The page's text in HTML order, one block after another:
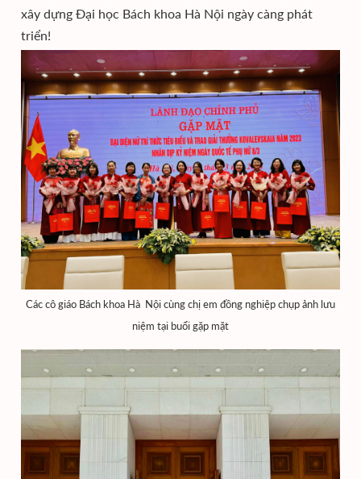
xây dựng Đại học Bách khoa Hà Nội ngày càng phát
triển!
Các cô giáo Bách khoa Hà Nội cùng chị em đồng nghiệp chụp ảnh lưu
niệm tại buổi gặp mặt